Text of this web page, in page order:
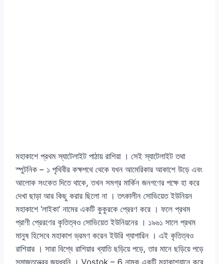
মহাকাশে প্রথম স্যাটেলাইট পাঠায় রাশিয়া । সেই স্যাটেলাইট তথা
স্পুটনিক – ১ পৃথিবীর কক্ষপথে থেকে যখন আমেরিকার আকাশে উড়ে এবং
আলোক সংকেত দিতে থাকে, তখন সমগ্র মার্কিন জনগণের পক্ষে হা করে
দেখা ছাড়া আর কিছু করার ছিলো না । তৎকালীন সোভিয়েত ইউনিয়ন
মহাকাশে ‘লাইকা’ নামের একটি কুকুরকে প্রেরণ করে । ফলে প্রথম
প্রাণী প্রেরণের কৃতিত্বও সোভিয়েত ইউনিয়নের । ১৯৬১ সালে প্রথম
মানুষ হিসেবে মহাকাশ ভ্রমণ করেন ইউরি গ্যাগারিন । এই কৃতিত্বও
রাশিয়ার । সারা বিশ্বে রাশিয়ার খ্যাতি ছড়িয়ে পড়ে, তার মানে ছড়িয়ে পড়ে
সমাজতন্ত্রের জয়ধ্বনি । Vostok – 6 নামক একটি মহাকাশযানে করে